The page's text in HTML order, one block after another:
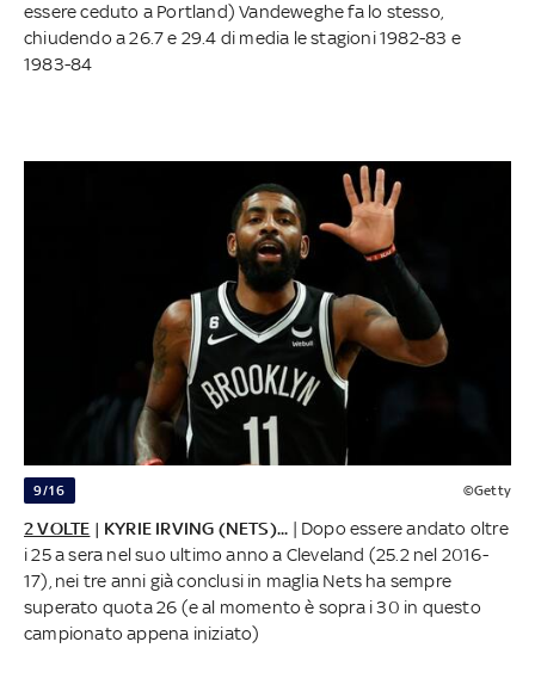
essere ceduto a Portland) Vandeweghe fa lo stesso,
chiudendo a 26.7 e 29.4 di media le stagioni 1982-83 e
1983-84
9/16 ©Getty
2 VOLTE | KYRIE IRVING (NETS)... | Dopo essere andato oltre
i 25 a sera nel suo ultimo anno a Cleveland (25.2 nel 2016-
17), nei tre anni già conclusi in maglia Nets ha sempre
superato quota 26 (e al momento è sopra i 30 in questo
campionato appena iniziato)